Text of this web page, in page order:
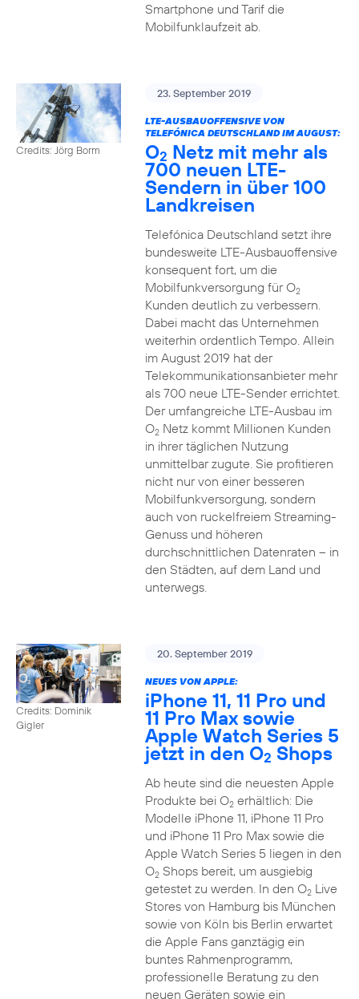
Smartphone und Tarif die
Mobilfunklaufzeit ab.
Credits: Jörg Borm
23. September 2019
LTE-AUSBAUOFFENSIVE VON
TELEFÓNICA DEUTSCHLAND IM AUGUST:
O2 Netz mit mehr als
700 neuen LTE-
Sendern in über 100
Landkreisen
Telefónica Deutschland setzt ihre
bundesweite LTE-Ausbauoffensive
konsequent fort, um die
Mobilfunkversorgung für O2
Kunden deutlich zu verbessern.
Dabei macht das Unternehmen
weiterhin ordentlich Tempo. Allein
im August 2019 hat der
Telekommunikationsanbieter mehr
als 700 neue LTE-Sender errichtet.
Der umfangreiche LTE-Ausbau im
O2Netz kommt Millionen Kunden
in ihrer täglichen Nutzung
unmittelbar zugute. Sie profitieren
nicht nur von einer besseren
Mobilfunkversorgung, sondern
auch von ruckelfreiem Streaming-
Genuss und höheren
durchschnittlichen Datenraten – in
den Städten, auf dem Land und
unterwegs.
Credits: Dominik
Gigler
20. September 2019
NEUES VON APPLE:
iPhone 11, 11 Pro und
11 Pro Max sowie
Apple Watch Series 5
jetzt in den O2 Shops
Ab heute sind die neuesten Apple
Produkte bei O2erhältlich: Die
Modelle iPhone 11, iPhone 11 Pro
und iPhone 11 Pro Max sowie die
Apple Watch Series 5 liegen in den
O2Shops bereit, um ausgiebig
getestet zu werden. In den O2Live
Stores von Hamburg bis München
sowie von Köln bis Berlin erwartet
die Apple Fans ganztägig ein
buntes Rahmenprogramm,
professionelle Beratung zu den
neuen Geräten sowie ein